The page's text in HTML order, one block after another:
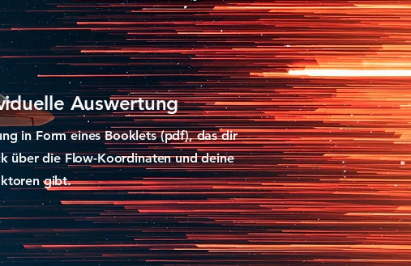
Auswertung
in Form eines Booklets (pdf), das dir
über die Flow-Koordinaten und deine
gibt.